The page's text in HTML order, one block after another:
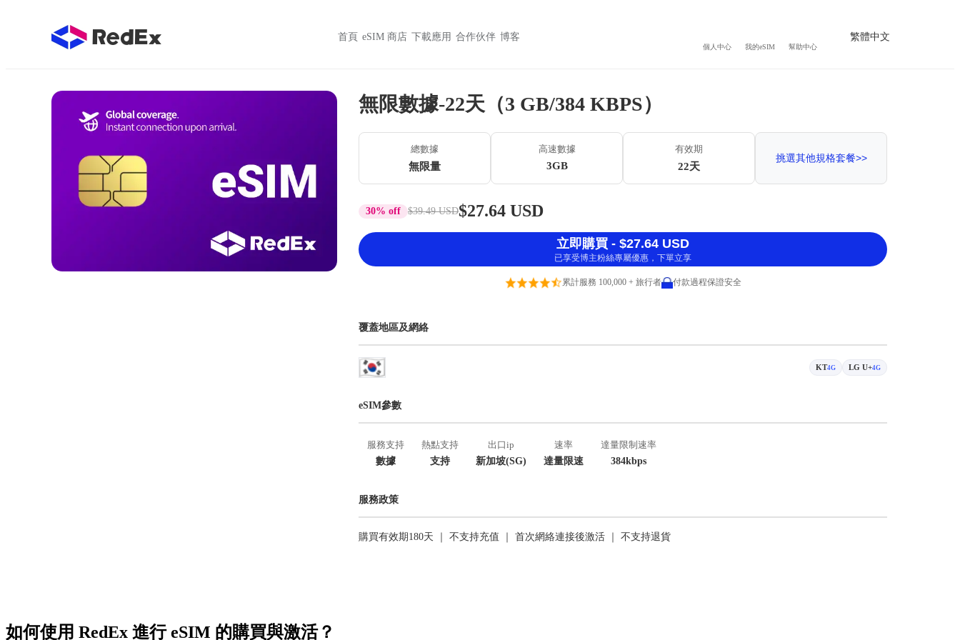
首頁 eSIM 商店 下載應用 合作伙伴 博客
個人中心 我的eSIM 幫助中心
繁體中文
無限數據-22天（3 GB/384 KBPS）
總數據
無限量
高速數據
3GB
有效期
22天
挑選其他規格套餐>>
30% off $39.49 USD$27.64 USD
立即購買 - $27.64 USD
已享受博主粉絲專屬優惠，下單立享
累計服務 100,000 + 旅行者 付款過程保證安全
覆蓋地區及網絡
KT4G LG U+4G
eSIM參數
服務支持
數據
熱點支持
支持
出口ip
新加坡(SG)
速率
達量限速
達量限制速率
384kbps
服務政策
購買有效期180天 ｜ 不支持充值 ｜ 首次網絡連接後激活 ｜ 不支持退貨
如何使用 RedEx 進行 eSIM 的購買與激活？